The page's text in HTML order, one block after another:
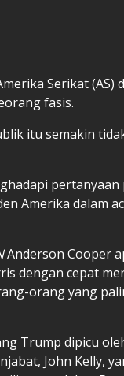
Serikat (AS)
fasis.
itu semakin
Amerika dalam
Anderson Cooper
dengan cepat
orang yang
Trump dipicu
John Kelly,